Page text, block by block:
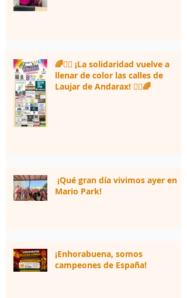
🌈🏃‍♀️ ¡La solidaridad vuelve a
llenar de color las calles de
Laujar de Andarax! 🏃‍♂️🌈
¡Qué gran día vivimos ayer en
Mario Park!
¡Enhorabuena, somos
campeones de España!